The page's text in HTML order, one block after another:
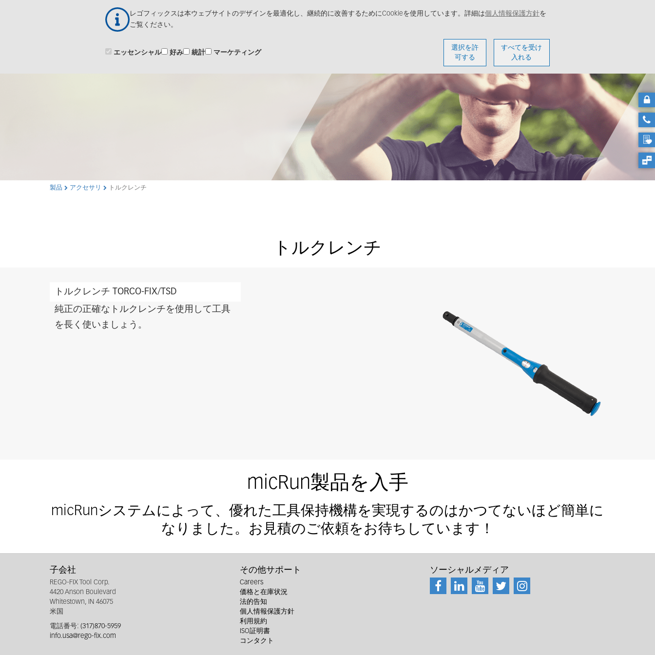
レゴフィックスは本ウェブサイトのデザインを最適化し、継続的に改善するためにCookieを使用しています。詳細は個人情報保護方針を
ご覧ください。
エッセンシャル 好み 統計 マーケティング
選択を許
可する
すべてを受け
入れる
製品 ソリューション 販売チャネル メディアセンター 会社概要
製品 アクセサリ トルクレンチ
トルクレンチ
andトルクレンチ TORCO-FIX/TSD
純正の正確なトルクレンチを使用して工具
を長く使いましょう。
micRun製品を入手
micRunシステムによって、優れた工具保持機構を実現するのはかつてないほど簡単に
なりました。お見積のご依頼をお待ちしています！
子会社
REGO-FIX Tool Corp.
4420 Anson Boulevard
Whitestown, IN 46075
米国
電話番号: (317)870-5959
info.usa@rego-fix.com
その他サポート
Careers
価格と在庫状況
法的告知
個人情報保護方針
利用規約
ISO証明書
コンタクト
ソーシャルメディア